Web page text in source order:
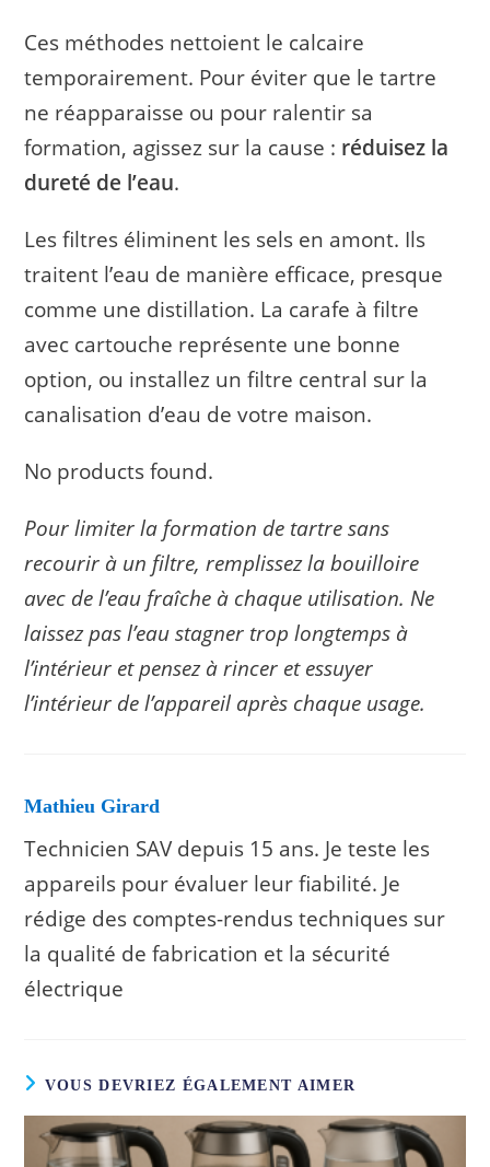
Ces méthodes nettoient le calcaire
temporairement. Pour éviter que le tartre
ne réapparaisse ou pour ralentir sa
formation, agissez sur la cause : réduisez la
dureté de l’eau.
Les filtres éliminent les sels en amont. Ils
traitent l’eau de manière efficace, presque
comme une distillation. La carafe à filtre
avec cartouche représente une bonne
option, ou installez un filtre central sur la
canalisation d’eau de votre maison.
No products found.
Pour limiter la formation de tartre sans
recourir à un filtre, remplissez la bouilloire
avec de l’eau fraîche à chaque utilisation. Ne
laissez pas l’eau stagner trop longtemps à
l’intérieur et pensez à rincer et essuyer
l’intérieur de l’appareil après chaque usage.
Mathieu Girard
Technicien SAV depuis 15 ans. Je teste les
appareils pour évaluer leur fiabilité. Je
rédige des comptes-rendus techniques sur
la qualité de fabrication et la sécurité
électrique
VOUS DEVRIEZ ÉGALEMENT AIMER